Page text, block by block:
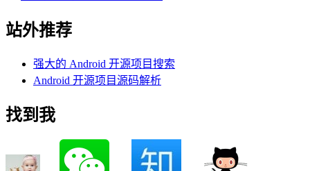
站外推荐
强大的 Android 开源项目搜索
Android 开源项目源码解析
找到我